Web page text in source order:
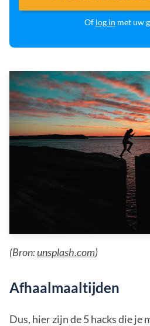
Of log in met uw
(Bron:unsplash.com)
Afhaalmaaltijden
Dus, hier zijn de 5 hacks die je